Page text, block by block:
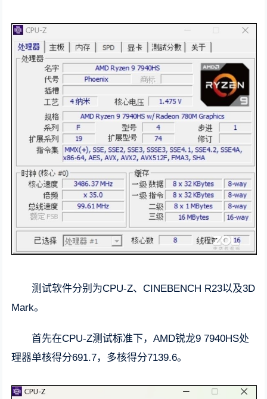
测试软件分别为CPU-Z、CINEBENCH R23以及3D
Mark。
首先在CPU-Z测试标准下，AMD锐龙9 7940HS处
理器单核得分691.7，多核得分7139.6。